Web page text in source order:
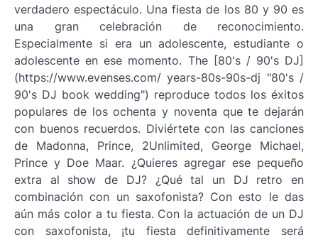
verdadero espectáculo. Una fiesta de los 80 y 90 es
una gran celebración de reconocimiento.
Especialmente si era un adolescente, estudiante o
adolescente en ese momento. The [80's / 90's DJ]
(https://www.evenses.com/ years-80s-90s-dj "80's /
90's DJ book wedding") reproduce todos los éxitos
populares de los ochenta y noventa que te dejarán
con buenos recuerdos. Diviértete con las canciones
de Madonna, Prince, 2Unlimited, George Michael,
Prince y Doe Maar. ¿Quieres agregar ese pequeño
extra al show de DJ? ¿Qué tal un DJ retro en
combinación con un saxofonista? Con esto le das
aún más color a tu fiesta. Con la actuación de un DJ
con saxofonista, ¡tu fiesta definitivamente será